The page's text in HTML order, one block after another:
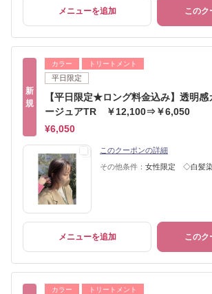
メニューを追加 このク
新
規
カラー トリートメント
平日限定
【平日限定★ロング料金込み】透明感
ージュアTR ￥12,100⇒￥6,050
¥6,050
このクーポンの詳細
その他条件： 女性限定 ◇白髪
メニューを追加 このク
カラー トリートメント